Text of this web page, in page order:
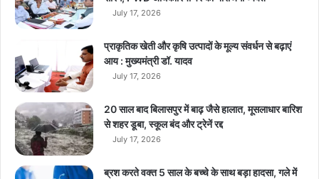
July 17, 2026
प्राकृतिक खेती और कृषि उत्पादों के मूल्य संवर्धन से बढ़ाएं
आय : मुख्यमंत्री डॉ. यादव
July 17, 2026
20 साल बाद बिलासपुर में बाढ़ जैसे हालात, मूसलाधार बारिश
से शहर डूबा, स्कूल बंद और ट्रेनें रद्द
July 17, 2026
ब्रश करते वक्त 5 साल के बच्चे के साथ बड़ा हादसा, गले में